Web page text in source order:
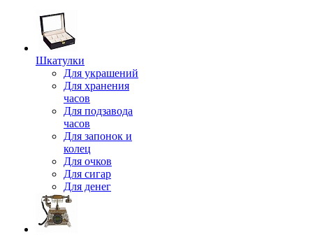
Шкатулки
Для украшений
Для хранения
часов
Для подзавода
часов
Для запонок и
колец
Для очков
Для сигар
Для денег